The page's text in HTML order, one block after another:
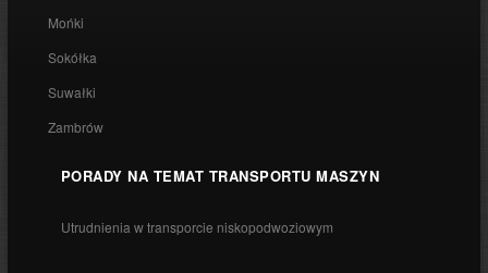
Mońki
Sokółka
Suwałki
Zambrów
PORADY NA TEMAT TRANSPORTU MASZYN
Utrudnienia w transporcie niskopodwoziowym